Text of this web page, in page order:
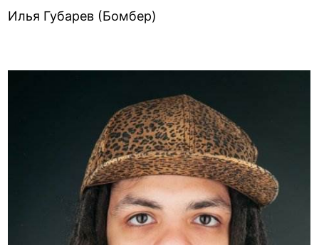
Илья Губарев (Бомбер)